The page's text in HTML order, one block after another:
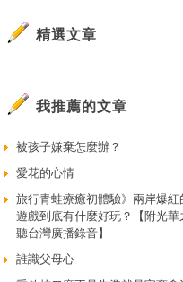
精選文章
我推薦的文章
被孩子嫌棄怎麼辦？
愛花的心情
旅行青蛙療癒初體驗》兩岸爆紅
遊戲到底有什麼好玩？【附光華
聽台灣廣播錄音】
誰識父母心